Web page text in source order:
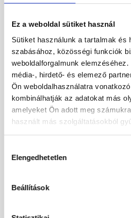
Ez a weboldal sütiket használ
Sütiket használunk a tartalmak és
szabásához, közösségi funkciók
weboldalforgalmunk
média-, hirdető- és elemező
Ön weboldalhasználatra
kombinálhatják az adatokat más
amelyeket Ön adott meg
használt más szolgáltatásokból
kiválasztása
Elengedhetetlen
Beállítások
2Felnőttek, 0 Gyermekek
01.10.2026 - 10.10.2026(9
BudapestJáratinformációk
STANDARD LAND VIEW DOUBLE
Ultra All Inclusive
589 280HUF
2Felnőttek,0 Gyermekek
Budapest Járatinformációk
STANDARD LAND VIEW DOUBLE
502 716HUF